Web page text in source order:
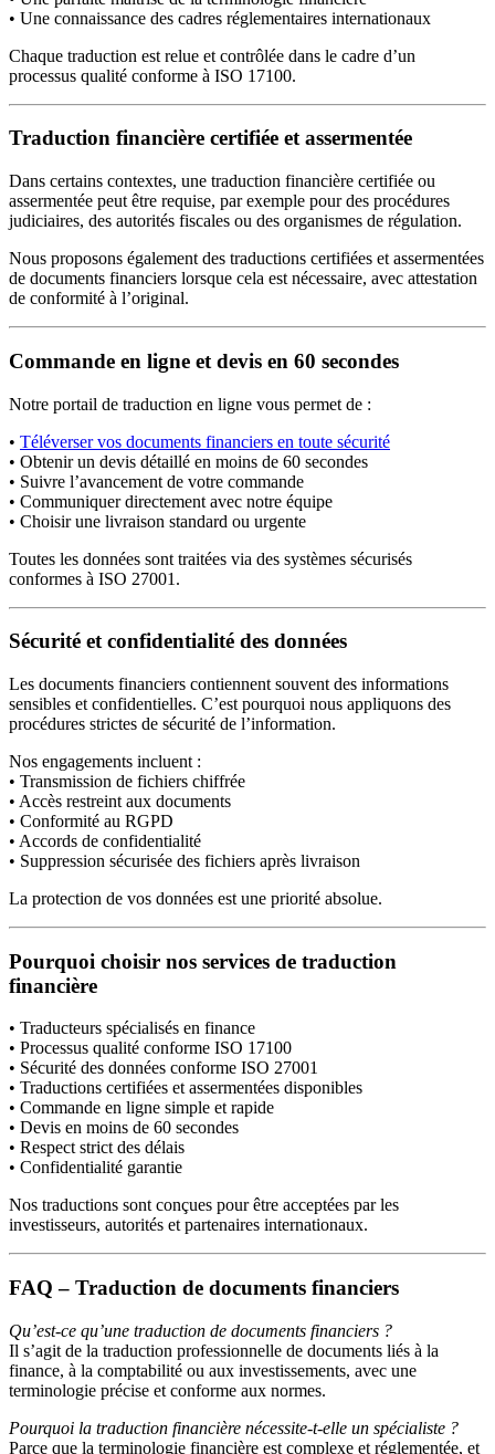
• Une connaissance des cadres réglementaires internationaux
Chaque traduction est relue et contrôlée dans le cadre d’un
processus qualité conforme à ISO 17100.
Traduction financière certifiée et assermentée
Dans certains contextes, une traduction financière certifiée ou
assermentée peut être requise, par exemple pour des procédures
judiciaires, des autorités fiscales ou des organismes de régulation.
Nous proposons également des traductions certifiées et assermentées
de documents financiers lorsque cela est nécessaire, avec attestation
de conformité à l’original.
Commande en ligne et devis en 60 secondes
Notre portail de traduction en ligne vous permet de :
• Téléverser vos documents financiers en toute sécurité
• Obtenir un devis détaillé en moins de 60 secondes
• Suivre l’avancement de votre commande
• Communiquer directement avec notre équipe
• Choisir une livraison standard ou urgente
Toutes les données sont traitées via des systèmes sécurisés
conformes à ISO 27001.
Sécurité et confidentialité des données
Les documents financiers contiennent souvent des informations
sensibles et confidentielles. C’est pourquoi nous appliquons des
procédures strictes de sécurité de l’information.
Nos engagements incluent :
• Transmission de fichiers chiffrée
• Accès restreint aux documents
• Conformité au RGPD
• Accords de confidentialité
• Suppression sécurisée des fichiers après livraison
La protection de vos données est une priorité absolue.
Pourquoi choisir nos services de traduction
financière
• Traducteurs spécialisés en finance
• Processus qualité conforme ISO 17100
• Sécurité des données conforme ISO 27001
• Traductions certifiées et assermentées disponibles
• Commande en ligne simple et rapide
• Devis en moins de 60 secondes
• Respect strict des délais
• Confidentialité garantie
Nos traductions sont conçues pour être acceptées par les
investisseurs, autorités et partenaires internationaux.
FAQ – Traduction de documents financiers
Qu’est-ce qu’une traduction de documents financiers ?
Il s’agit de la traduction professionnelle de documents liés à la
finance, à la comptabilité ou aux investissements, avec une
terminologie précise et conforme aux normes.
Pourquoi la traduction financière nécessite-t-elle un spécialiste ?
Parce que la terminologie financière est complexe et réglementée, et